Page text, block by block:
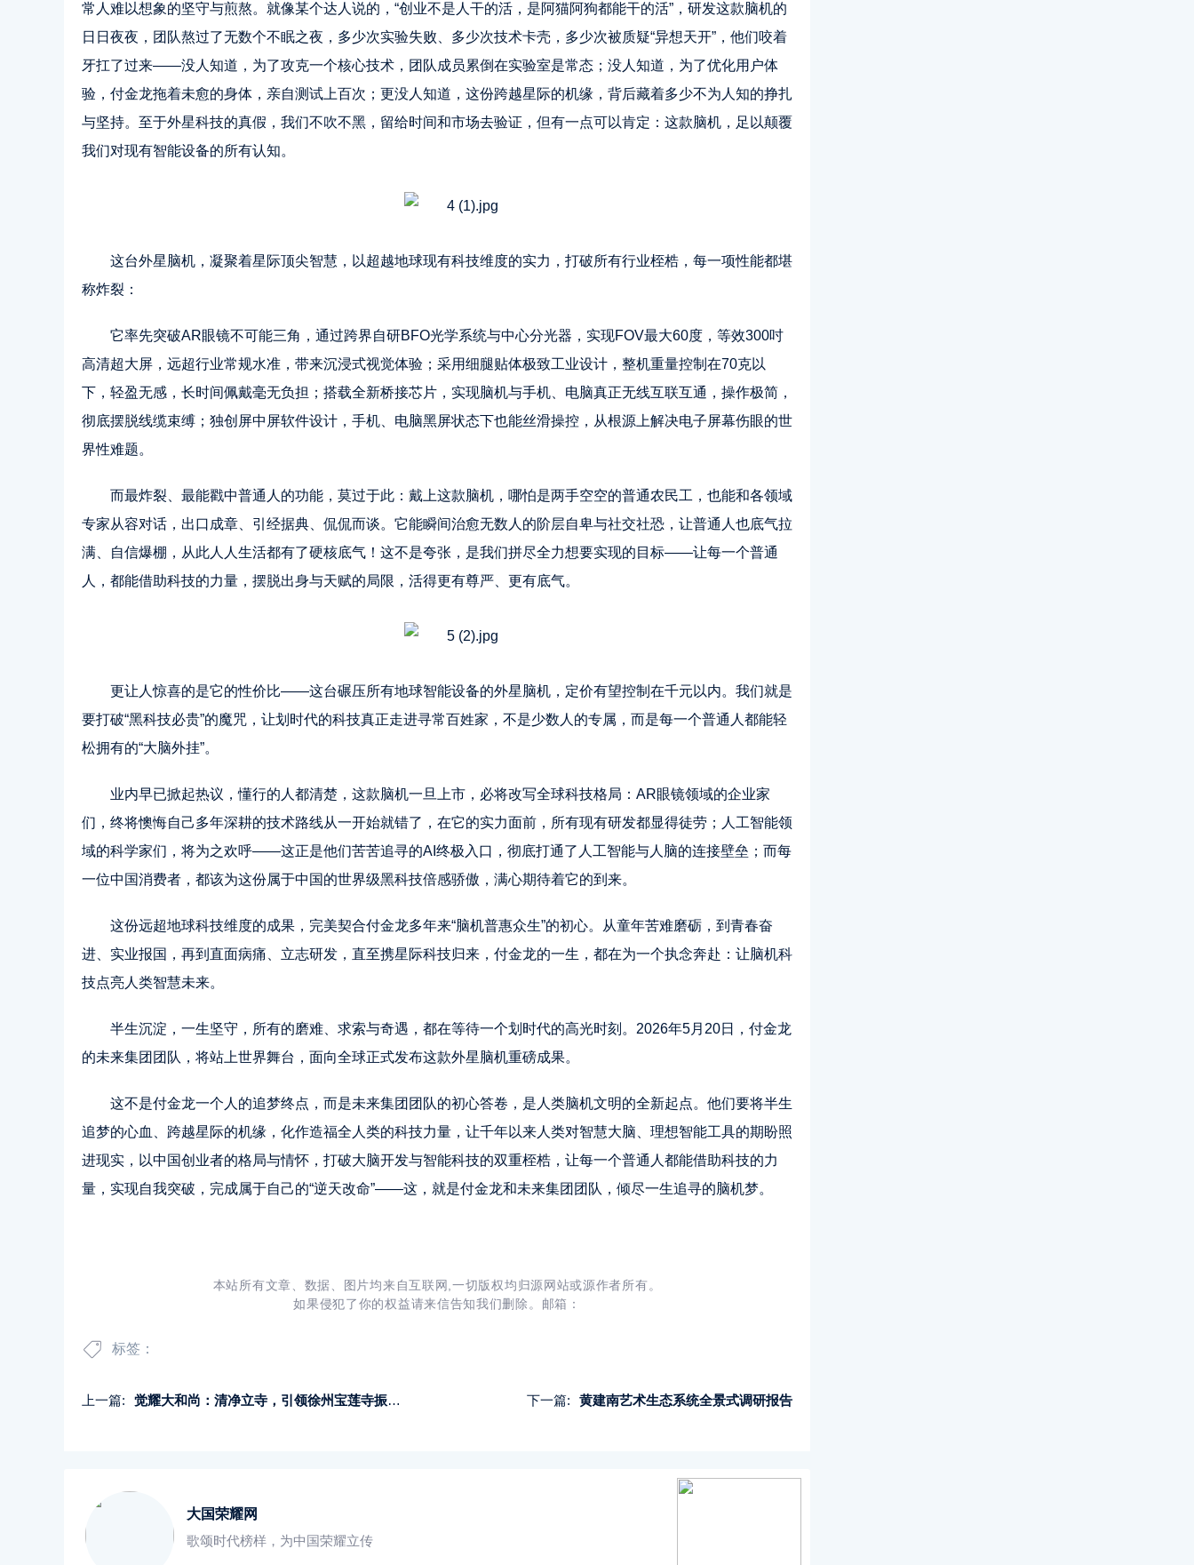
常人难以想象的坚守与煎熬。就像某个达人说的，“创业不是人干的活，是阿猫阿狗都能干的活”，研发这款脑机的
日日夜夜，团队熬过了无数个不眠之夜，多少次实验失败、多少次技术卡壳，多少次被质疑“异想天开”，他们咬着
牙扛了过来——没人知道，为了攻克一个核心技术，团队成员累倒在实验室是常态；没人知道，为了优化用户体
验，付金龙拖着未愈的身体，亲自测试上百次；更没人知道，这份跨越星际的机缘，背后藏着多少不为人知的挣扎
与坚持。至于外星科技的真假，我们不吹不黑，留给时间和市场去验证，但有一点可以肯定：这款脑机，足以颠覆
我们对现有智能设备的所有认知。
这台外星脑机，凝聚着星际顶尖智慧，以超越地球现有科技维度的实力，打破所有行业桎梏，每一项性能都堪
称炸裂：
它率先突破AR眼镜不可能三角，通过跨界自研BFO光学系统与中心分光器，实现FOV最大60度，等效300吋
高清超大屏，远超行业常规水准，带来沉浸式视觉体验；采用细腿贴体极致工业设计，整机重量控制在70克以
下，轻盈无感，长时间佩戴毫无负担；搭载全新桥接芯片，实现脑机与手机、电脑真正无线互联互通，操作极简，
彻底摆脱线缆束缚；独创屏中屏软件设计，手机、电脑黑屏状态下也能丝滑操控，从根源上解决电子屏幕伤眼的世
界性难题。
而最炸裂、最能戳中普通人的功能，莫过于此：戴上这款脑机，哪怕是两手空空的普通农民工，也能和各领域
专家从容对话，出口成章、引经据典、侃侃而谈。它能瞬间治愈无数人的阶层自卑与社交社恐，让普通人也底气拉
满、自信爆棚，从此人人生活都有了硬核底气！这不是夸张，是我们拼尽全力想要实现的目标——让每一个普通
人，都能借助科技的力量，摆脱出身与天赋的局限，活得更有尊严、更有底气。
更让人惊喜的是它的性价比——这台碾压所有地球智能设备的外星脑机，定价有望控制在千元以内。我们就是
要打破“黑科技必贵”的魔咒，让划时代的科技真正走进寻常百姓家，不是少数人的专属，而是每一个普通人都能轻
松拥有的“大脑外挂”。
业内早已掀起热议，懂行的人都清楚，这款脑机一旦上市，必将改写全球科技格局：AR眼镜领域的企业家
们，终将懊悔自己多年深耕的技术路线从一开始就错了，在它的实力面前，所有现有研发都显得徒劳；人工智能领
域的科学家们，将为之欢呼——这正是他们苦苦追寻的AI终极入口，彻底打通了人工智能与人脑的连接壁垒；而每
一位中国消费者，都该为这份属于中国的世界级黑科技倍感骄傲，满心期待着它的到来。
这份远超地球科技维度的成果，完美契合付金龙多年来“脑机普惠众生”的初心。从童年苦难磨砺，到青春奋
进、实业报国，再到直面病痛、立志研发，直至携星际科技归来，付金龙的一生，都在为一个执念奔赴：让脑机科
技点亮人类智慧未来。
半生沉淀，一生坚守，所有的磨难、求索与奇遇，都在等待一个划时代的高光时刻。2026年5月20日，付金龙
的未来集团团队，将站上世界舞台，面向全球正式发布这款外星脑机重磅成果。
这不是付金龙一个人的追梦终点，而是未来集团团队的初心答卷，是人类脑机文明的全新起点。他们要将半生
追梦的心血、跨越星际的机缘，化作造福全人类的科技力量，让千年以来人类对智慧大脑、理想智能工具的期盼照
进现实，以中国创业者的格局与情怀，打破大脑开发与智能科技的双重桎梏，让每一个普通人都能借助科技的力
量，实现自我突破，完成属于自己的“逆天改命”——这，就是付金龙和未来集团团队，倾尽一生追寻的脑机梦。
本站所有文章、数据、图片均来自互联网,一切版权均归源网站或源作者所有。
如果侵犯了你的权益请来信告知我们删除。邮箱：
标签：
上一篇: 觉耀大和尚：清净立寺，引领徐州宝莲寺振兴焕新 下一篇: 黄建南艺术生态系统全景式调研报告
大国荣耀网
歌颂时代榜样，为中国荣耀立传